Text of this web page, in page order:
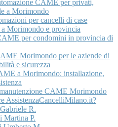
CAME per privati,
a Morimondo
per cancelli di case
Morimondo e provincia
per condomini in provincia di
Morimondo per le aziende di
e sicurezza
a Morimondo: installazione,
CAME Morimondo
AssistenzaCancelliMilano.it?
R.
Martina P.